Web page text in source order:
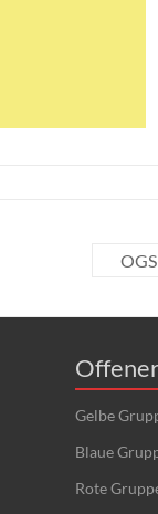
Gelbe
Blaue
Rote